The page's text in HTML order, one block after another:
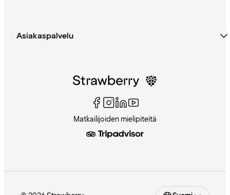
Asiakaspalvelu
Matkailijoiden mielipiteitä